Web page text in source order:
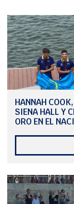
donde los
crecimiento.
Estos fueron los
Benjamin A
Jaime
Alevín B
Alevín A
Bruno
Infantil B
HANNAH
SIENA HALL Y
ORO EN EL